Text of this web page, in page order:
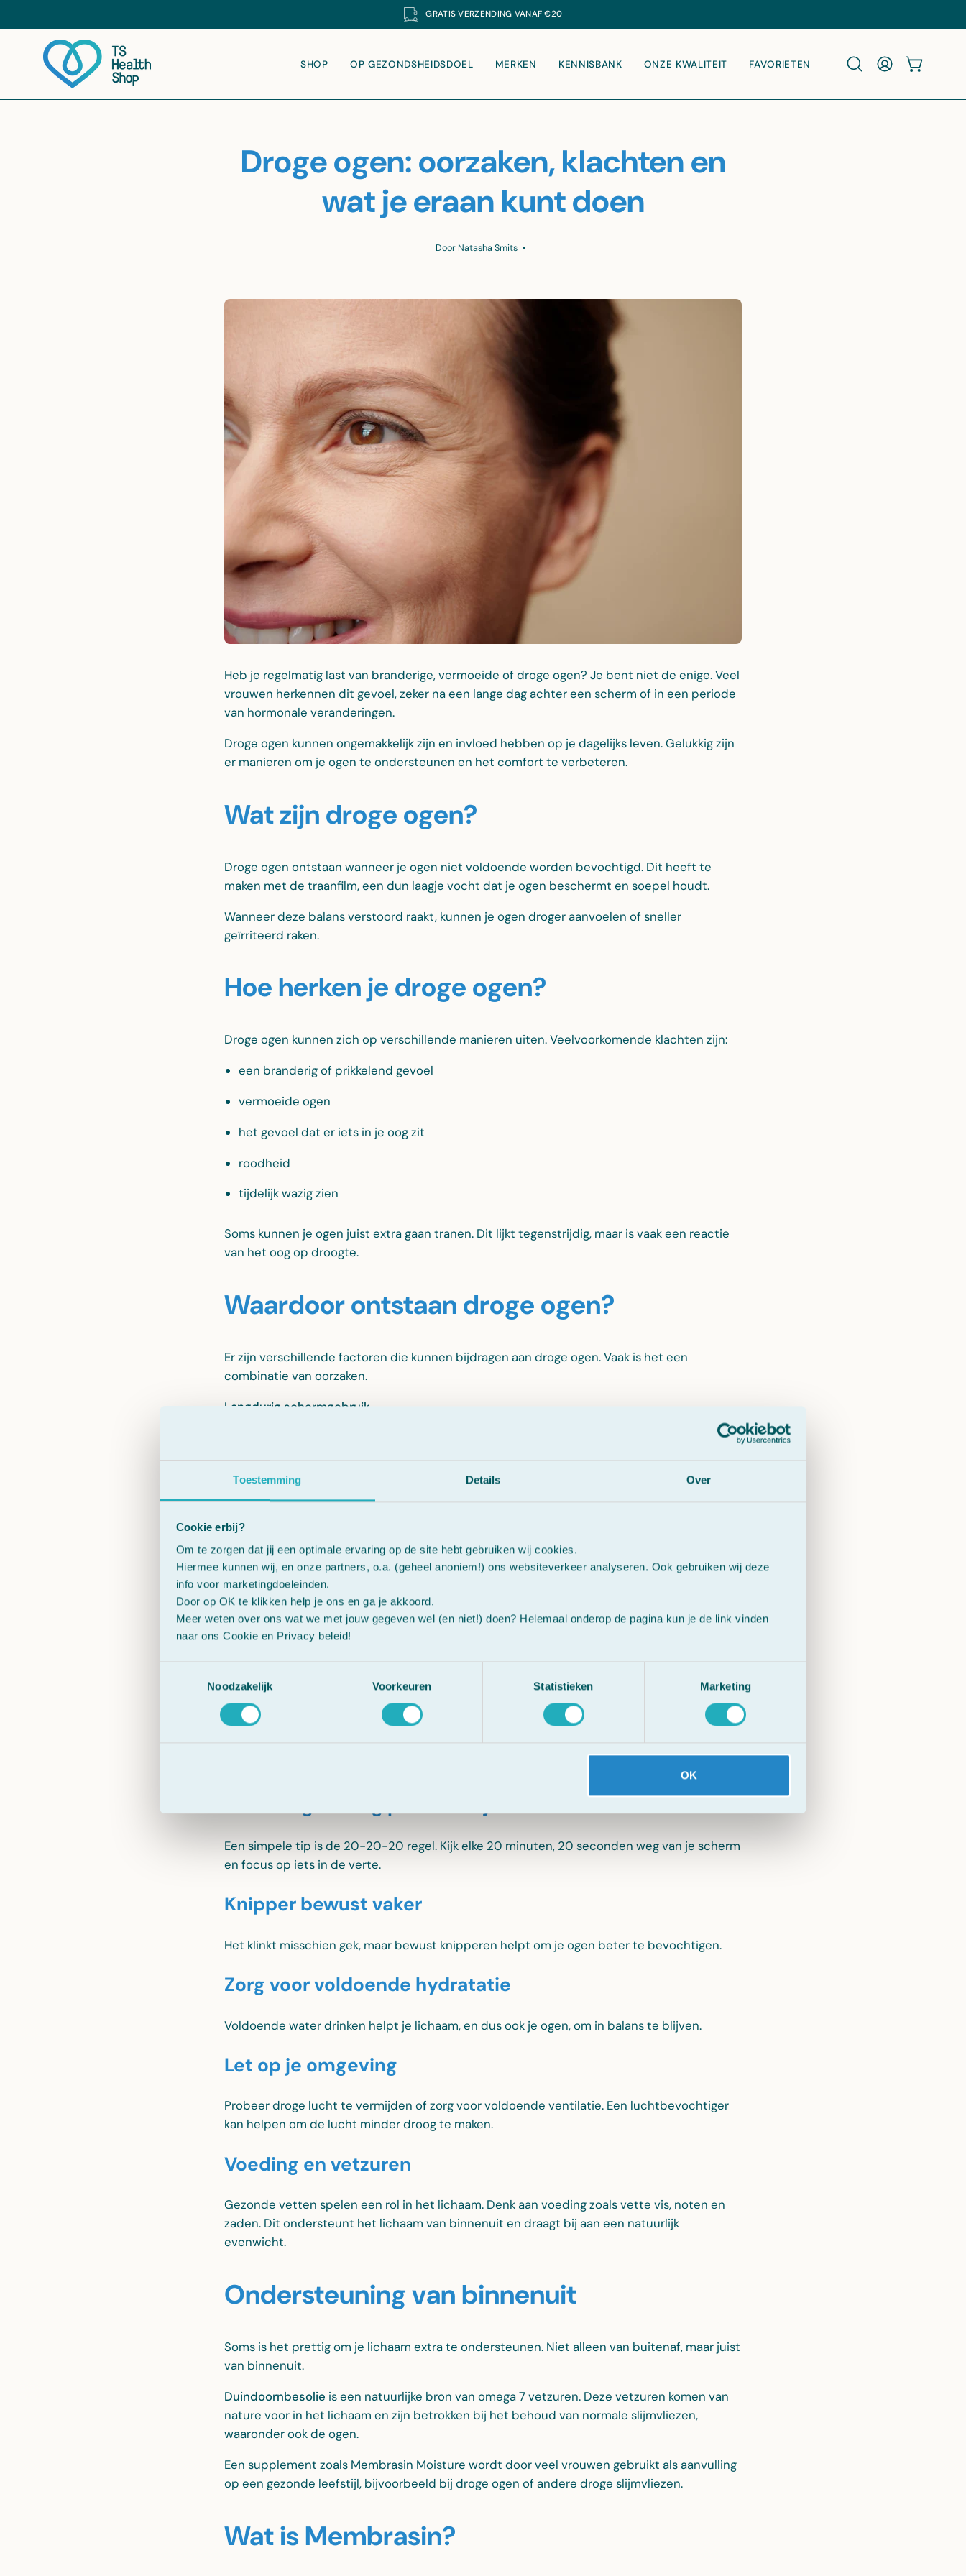
Toestemming Details Over
Cookie erbij?
Om te zorgen dat jij een optimale ervaring op de site hebt gebruiken wij cookies.
Hiermee kunnen wij, en onze partners, o.a. (geheel anoniem!) ons websiteverkeer analyseren. Ook gebruiken wij deze
info voor marketingdoeleinden.
Door op OK te klikken help je ons en ga je akkoord.
Meer weten over ons wat we met jouw gegeven wel (en niet!) doen? Helemaal onderop de pagina kun je de link vinden
naar ons Cookie en Privacy beleid!
Noodzakelijk
Voorkeuren Statistieken Marketing
OK
naar
GRATISVERZENDING VANAF €20
SHOP OP GEZONDSHEIDSDOEL MERKEN KENNISBANK ONZE KWALITEIT FAVORIETEN
Zoekbalk openen
MIJN ACCOUNT
Droge ogen: oorzaken, klachten en
wat je eraan kunt doen
Door Natasha Smits
Heb je regelmatig last van branderige, vermoeide of droge ogen? Je bent niet de enige. Veel
vrouwen herkennen dit gevoel, zeker na een lange dag achter een scherm of in een periode
van hormonale veranderingen.
Droge ogen kunnen ongemakkelijk zijn en invloed hebben op je dagelijks leven. Gelukkig zijn
er manieren om je ogen te ondersteunen en het comfort te verbeteren.
Wat zijn droge ogen?
Droge ogen ontstaan wanneer je ogen niet voldoende worden bevochtigd. Dit heeft te
maken met de traanfilm, een dun laagje vocht dat je ogen beschermt en soepel houdt.
Wanneer deze balans verstoord raakt, kunnen je ogen droger aanvoelen of sneller
geïrriteerd raken.
Hoe herken je droge ogen?
Droge ogen kunnen zich op verschillende manieren uiten. Veelvoorkomende klachten zijn:
een branderig of prikkelend gevoel
vermoeide ogen
het gevoel dat er iets in je oog zit
roodheid
tijdelijk wazig zien
Soms kunnen je ogen juist extra gaan tranen. Dit lijkt tegenstrijdig, maar is vaak een reactie
van het oog op droogte.
Waardoor ontstaan droge ogen?
Er zijn verschillende factoren die kunnen bijdragen aan droge ogen. Vaak is het een
combinatie van oorzaken.
Langdurig schermgebruik
Wanneer je naar een scherm kijkt, knipper je minder vaak. Hierdoor kunnen je ogen sneller
Hormonale veranderingen
Omgevingsfactoren
Airconditioning, verwarming en droge lucht kunnen de ogen extra belasten.
Leeftijd
Naarmate je ouder wordt, kan de samenstelling van de traanfilm veranderen.
Leefstijl
Factoren zoals voeding, hydratatie en stress spelen ook een rol.
Wat kun je doen bij droge ogen?
Een simpele tip is de 20-20-20 regel. Kijk elke 20 minuten, 20 seconden weg van je scherm
en focus op iets in de verte.
Knipper bewust vaker
Het klinkt misschien gek, maar bewust knipperen helpt om je ogen beter te bevochtigen.
Zorg voor voldoende hydratatie
Voldoende water drinken helpt je lichaam, en dus ook je ogen, om in balans te blijven.
Let op je omgeving
Probeer droge lucht te vermijden of zorg voor voldoende ventilatie. Een luchtbevochtiger
kan helpen om de lucht minder droog te maken.
Voeding en vetzuren
Gezonde vetten spelen een rol in het lichaam. Denk aan voeding zoals vette vis, noten en
zaden. Dit ondersteunt het lichaam van binnenuit en draagt bij aan een natuurlijk
evenwicht.
Ondersteuning van binnenuit
Soms is het prettig om je lichaam extra te ondersteunen. Niet alleen van buitenaf, maar juist
van binnenuit.
Duindoornbesolie is een natuurlijke bron van omega 7 vetzuren. Deze vetzuren komen van
nature voor in het lichaam en zijn betrokken bij het behoud van normale slijmvliezen,
waaronder ook de ogen.
Een supplement zoals Membrasin Moisture wordt door veel vrouwen gebruikt als aanvulling
op een gezonde leefstijl, bijvoorbeeld bij droge ogen of andere droge slijmvliezen.
Wat is Membrasin?